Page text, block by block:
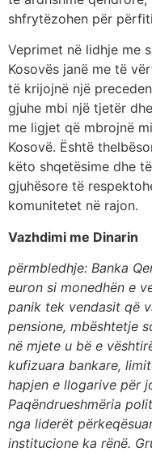
shfrytëzohen për
Veprimet në lidhje me
Kosovës janë me të
të krijojnë një
gjuhe mbi një tjetër
me ligjet që mbrojnë
Kosovë. Është
këto shqetësime dhe
gjuhësore të
komunitetet në rajon.
Vazhdimi me Dinarin
përmbledhje: Banka
euron si monedhën e
panik tek vendasit që
pensione, mbështetje
në mjete u bë e
kufizuara bankare,
hapjen e llogarive për
Paqëndrueshmëria
nga liderët
institucione ka rënë.